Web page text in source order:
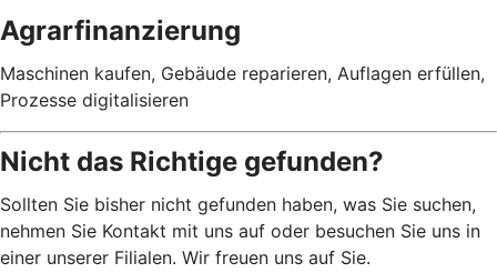
Agrarfinanzierung
Maschinen kaufen, Gebäude reparieren, Auflagen erfüllen,
Prozesse digitalisieren
Nicht das Richtige gefunden?
Sollten Sie bisher nicht gefunden haben, was Sie suchen,
nehmen Sie Kontakt mit uns auf oder besuchen Sie uns in
einer unserer Filialen. Wir freuen uns auf Sie.